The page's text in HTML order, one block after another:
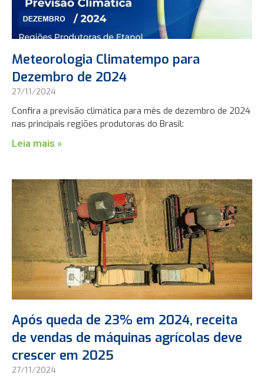
Meteorologia Climatempo para
Dezembro de 2024
27/11/2024
Confira a previsão climática para mês de dezembro de 2024
nas principais regiões produtoras do Brasil:
Leia mais »
Após queda de 23% em 2024, receita
de vendas de máquinas agrícolas deve
crescer em 2025
27/11/2024